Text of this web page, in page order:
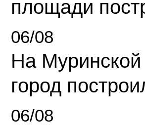
площади
06/08
На
город
06/08